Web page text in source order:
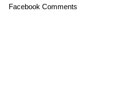
Facebook Comments